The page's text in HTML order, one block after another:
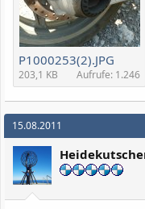
P1000253(2).JPG
203,1 KB Aufrufe: 1.246
15.08.2011